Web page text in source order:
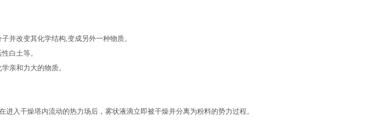
并改变其化学结构,变成另外一种物质。
白土等。
亲和力大的物质。
入干燥塔内流动的热力场后，雾状液滴立即被干燥并分离为粉料的势力过程。